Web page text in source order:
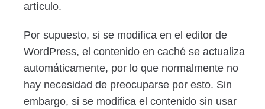
artículo.
Por supuesto, si se modifica en el editor de
WordPress, el contenido en caché se actualiza
automáticamente, por lo que normalmente no
hay necesidad de preocuparse por esto. Sin
embargo, si se modifica el contenido sin usar